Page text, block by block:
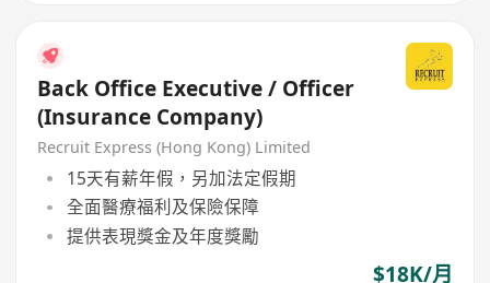
Back Office Executive / Officer
(Insurance Company)
Recruit Express (Hong Kong) Limited
15天有薪年假，另加法定假期
全面醫療福利及保險保障
提供表現獎金及年度獎勵
$18K/月